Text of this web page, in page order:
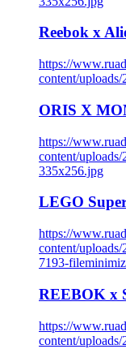
Reebok x
https://
content/
ORIS X
https://
content/
335x256.jpg
LEGO
https://
content/uploads/
7193-
REEBOK x
https://
content/